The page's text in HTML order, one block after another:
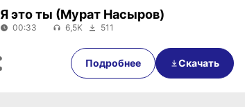
00:33
Я это ты (Мурат Насыров)
00:33 6,5K 511
Подробнее Скачать